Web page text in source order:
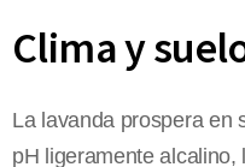
Clima y
La lavanda prospera en
pH ligeramente